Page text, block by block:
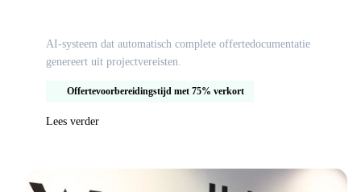
AI-systeem dat automatisch complete offertedocumentatie
genereert uit projectvereisten.
Offertevoorbereidingstijd met 75% verkort
Lees verder